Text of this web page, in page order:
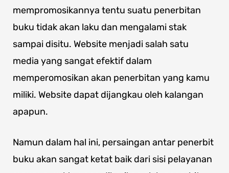
mempromosikannya tentu suatu penerbitan
buku tidak akan laku dan mengalami stak
sampai disitu. Website menjadi salah satu
media yang sangat efektif dalam
memperomosikan akan penerbitan yang kamu
miliki. Website dapat dijangkau oleh kalangan
apapun.
Namun dalam hal ini, persaingan antar penerbit
buku akan sangat ketat baik dari sisi pelayanan